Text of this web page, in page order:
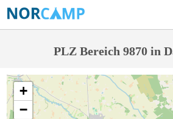
PLZ Bereich 9870 in
+
−